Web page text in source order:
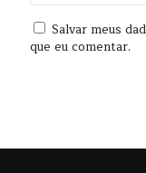
Salvar meus
que eu comentar.